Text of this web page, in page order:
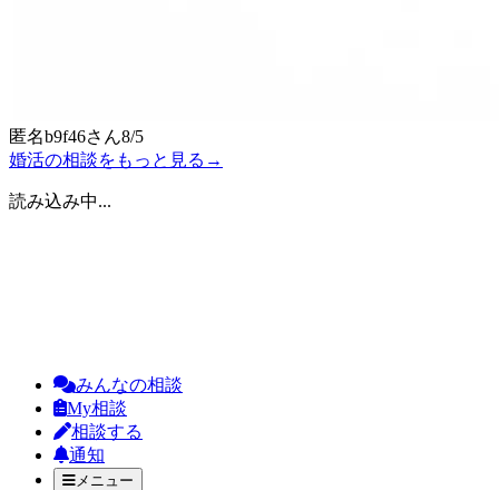
匿名b9f46さん8/5
婚活の相談をもっと見る →
読み込み中...
みんなの相談
My相談
相談する
通知
メニュー